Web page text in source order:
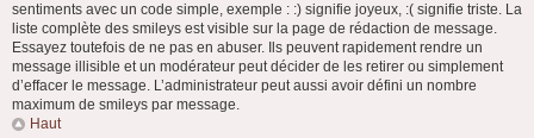
sentiments avec un code simple, exemple : :) signifie joyeux, :( signifie triste. La
liste complète des smileys est visible sur la page de rédaction de message.
Essayez toutefois de ne pas en abuser. Ils peuvent rapidement rendre un
message illisible et un modérateur peut décider de les retirer ou simplement
d’effacer le message. L’administrateur peut aussi avoir défini un nombre
maximum de smileys par message.
Haut